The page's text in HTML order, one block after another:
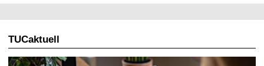
TUCaktuell